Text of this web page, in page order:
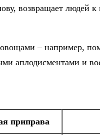
возвращает людей к
– например,
аплодисментами и
приправа